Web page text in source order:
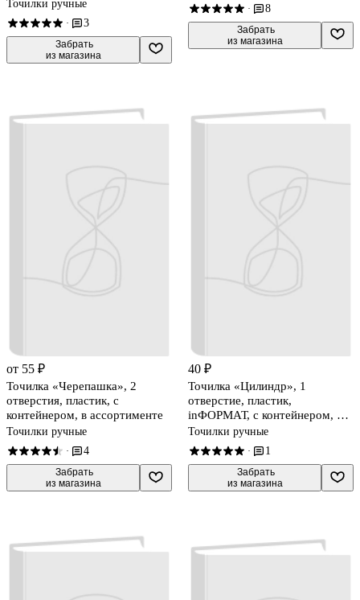
Точилки ручные
· 3
Забрать
из магазина
· 8
Забрать
из магазина
от 55 ₽
Точилка «Черепашка», 2
отверстия, пластик, с
контейнером, в ассортименте
Точилки ручные
· 4
Забрать
из магазина
40 ₽
Точилка «Цилиндр», 1
отверстие, пластик,
inФОРМАТ, с контейнером, в
ассортименте
Точилки ручные
· 1
Забрать
из магазина